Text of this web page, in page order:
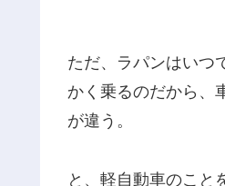
ただ、ラパンはいつ
かく乗るのだから、
が違う。
と、軽自動車のこ